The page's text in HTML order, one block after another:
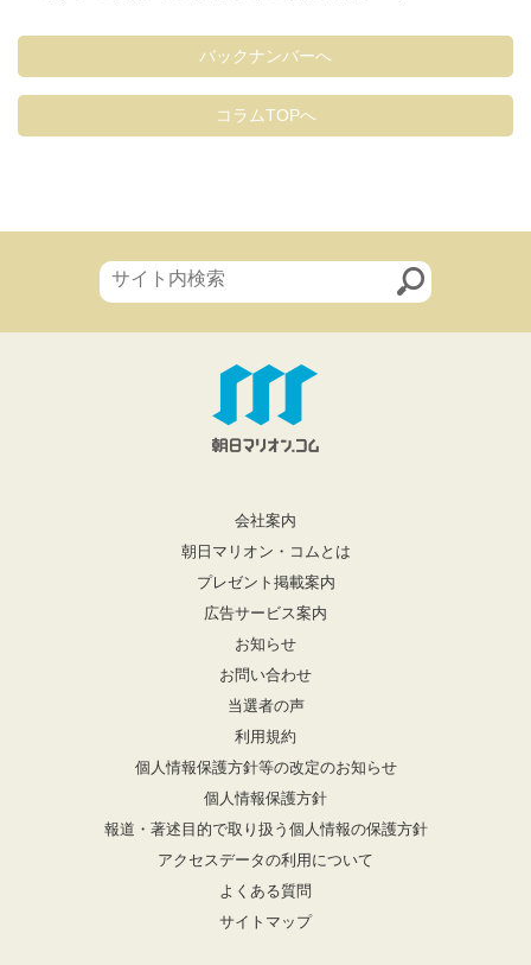
バックナンバーへ
コラムTOPへ
会社案内
朝日マリオン・コムとは
プレゼント掲載案内
広告サービス案内
お知らせ
お問い合わせ
当選者の声
利用規約
個人情報保護方針等の改定のお知らせ
個人情報保護方針
報道・著述目的で取り扱う個人情報の保護方針
アクセスデータの利用について
よくある質問
サイトマップ